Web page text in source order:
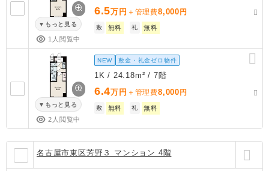
もっと見る
1人閲覧中
6.5万円 ＋管理費8,000 円
敷 無料 礼 無料
もっと見る
2人閲覧中
NEW 敷金・礼金ゼロ物件
1K / 24.18m² / 7階
6.4万円 ＋管理費8,000 円
敷 無料 礼 無料
名古屋市東区芳野３ マンション 4階